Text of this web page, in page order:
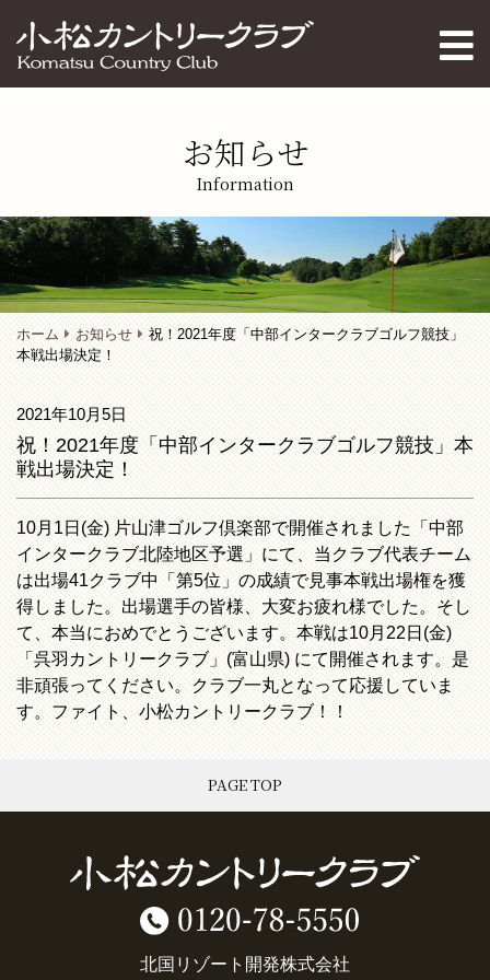
お知らせ
Information
ホーム お知らせ
祝！2021年度「中部インタークラブゴルフ競技」
本戦出場決定！
2021年10月5日
祝！2021年度「中部インタークラブゴルフ競技」本
戦出場決定！
10月1日(金) 片山津ゴルフ倶楽部で開催されました「中部
インタークラブ北陸地区予選」にて、当クラブ代表チーム
は出場41クラブ中「第5位」の成績で見事本戦出場権を獲
得しました。出場選手の皆様、大変お疲れ様でした。そし
て、本当におめでとうございます。本戦は10月22日(金)
「呉羽カントリークラブ」(富山県) にて開催されます。是
非頑張ってください。クラブ一丸となって応援していま
す。ファイト、小松カントリークラブ！！
PAGE TOP
北国リゾート開発株式会社